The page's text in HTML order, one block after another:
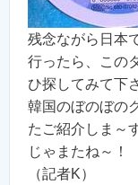
残念ながら日本
行ったら、この
ひ探してみて下
韓国のぼのぼの
たご紹介しま～
じゃまたね～！
（記者K）